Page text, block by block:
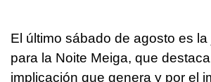
El último sábado de agosto es
para la Noite Meiga, que
implicación que genera y por el